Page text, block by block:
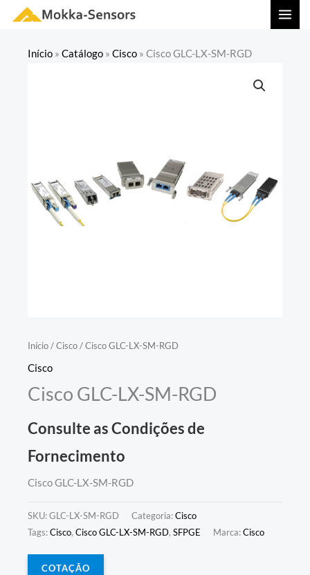
Início » Catálogo » Cisco » Cisco GLC-LX-SM-RGD
Início/Cisco/ Cisco GLC-LX-SM-RGD
Cisco
Cisco GLC-LX-SM-RGD
Consulte as Condições de
Fornecimento
Cisco GLC-LX-SM-RGD
SKU:GLC-LX-SM-RGD Categoria:Cisco
Tags:Cisco, Cisco GLC-LX-SM-RGD, SFPGE Marca:Cisco
COTAÇÃO